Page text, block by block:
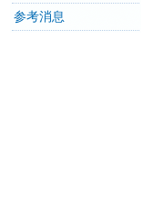
参考消息